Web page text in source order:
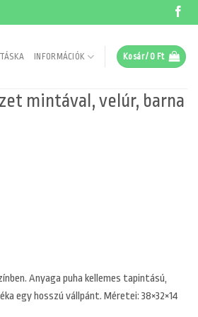
INFORMÁCIÓK Kosár / 0 Ft
mintával, velúr, barna
Anyaga puha kellemes tapintású,
egy hosszú vállpánt. Méretei: 38×32×14